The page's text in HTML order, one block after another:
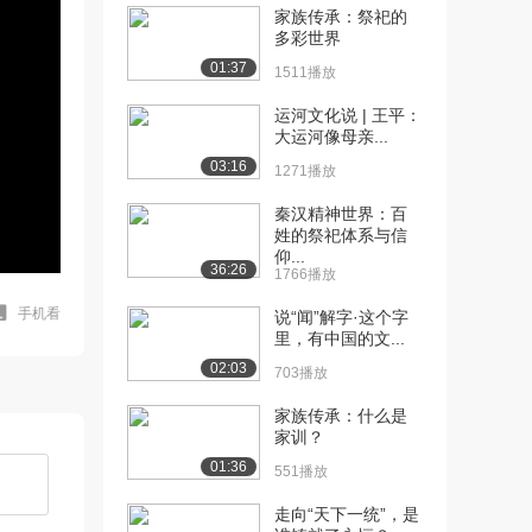
手机看
01:37
家族传承：祭祀的
多彩世界
1511播放
03:16
运河文化说 | 王平：
大运河像母亲...
1271播放
36:26
秦汉精神世界：百
姓的祭祀体系与信
仰...
1766播放
02:03
说“闻”解字·这个字
里，有中国的文...
703播放
01:36
家族传承：什么是
家训？
551播放
走向“天下一统”，是